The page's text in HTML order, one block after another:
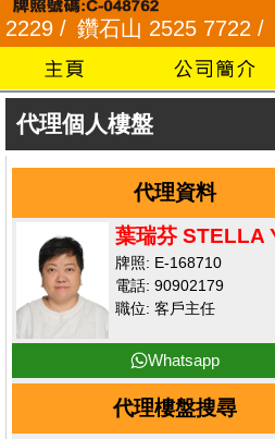
/鑽石山 2525 7722 /發
代理個人樓盤
代理資料
葉瑞芬 STELLA
牌照: E-168710
電話: 90902179
職位: 客戶主任
Whatsapp
代理樓盤搜尋